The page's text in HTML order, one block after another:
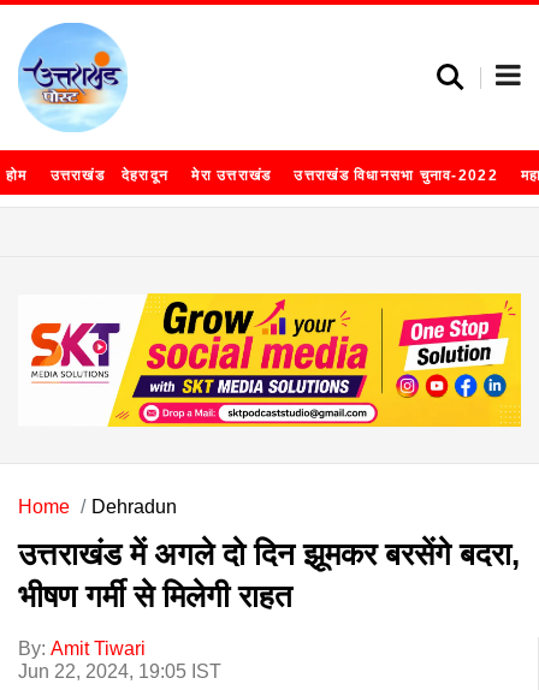
होम उत्तराखंड देहरादून मेरा उत्तराखंड उत्तराखंड विधानसभा चुनाव-2022
Home Dehradun
उत्तराखंड में अगले दो दिन झूमकर बरसेंगे बदरा,
भीषण गर्मी से मिलेगी राहत
By: Amit Tiwari
Jun 22, 2024, 19:05 IST